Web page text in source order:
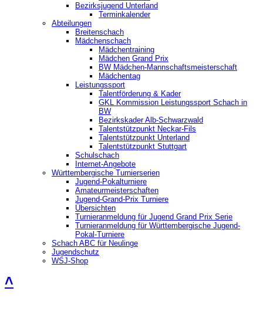
Bezirksjugend Unterland
Terminkalender
Abteilungen
Breitenschach
Mädchenschach
Mädchentraining
Mädchen Grand Prix
BW Mädchen-Mannschaftsmeisterschaft
Mädchentag
Leistungssport
Talentförderung & Kader
GKL Kommission Leistungssport Schach in
BW
Bezirkskader Alb-Schwarzwald
Talentstützpunkt Neckar-Fils
Talentstützpunkt Unterland
Talentstützpunkt Stuttgart
Schulschach
Internet-Angebote
Württembergische Turnierserien
Jugend-Pokalturniere
Amateurmeisterschaften
Jugend-Grand-Prix Turniere
Übersichten
Turnieranmeldung für Jugend Grand Prix Serie
Turnieranmeldung für Württembergische Jugend-
Pokal-Turniere
Schach ABC für Neulinge
Jugendschutz
WSJ-Shop
˄